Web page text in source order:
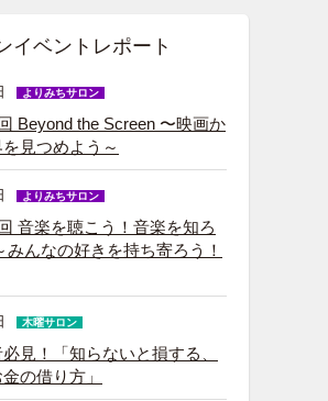
イベントレポート
よりみちサロン
Beyond the Screen 〜映画か
を見つめよう～
よりみちサロン
音楽を聴こう！音楽を知ろ
みんなの好きを持ち寄ろう！
木曜サロン
見！「知らないと損する、
の借り方」